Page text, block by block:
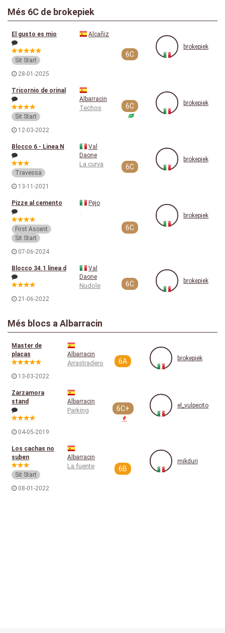
Més 6C de brokepiek
El gusto es mio
Sit Start
28-01-2025
Alcañiz
6C
brokepiek
Tricornio de orinal
Sit Start
12-03-2022
Albarracin
Techos 6C brokepiek
Blocco 6 - Linea N
Travessa
13-11-2021
Val
Daone
La curva 6C
brokepiek
Pizze al cemento
First Ascent
Sit Start
07-06-2024
Pejo
.
6C
brokepiek
Blocco 34.1 linea d
21-06-2022
Val
Daone
Nudole 6C brokepiek
Més blocs a Albarracin
Master de
placas
13-03-2022
Albarracin
Arrastradero 6A brokepiek
Zarzamora
stand
04-05-2019
Albarracin
Parking 6C+ el_vulpecito
Los cachas no
suben
Sit Start
08-01-2022
Albarracin
La fuente 6B
mikduri